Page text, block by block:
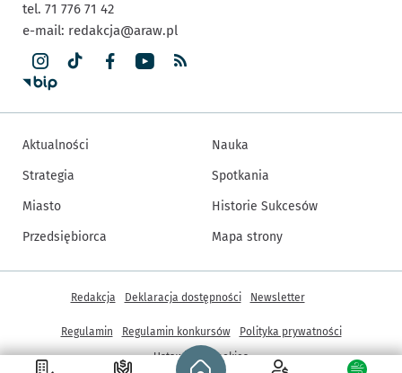
Strona główna - wroclaw.pl
tel. 71 776 71 42
e-mail: redakcja@araw.pl
Aktualności
Strategia
Miasto
Przedsiębiorca
Nauka
Spotkania
Historie Sukcesów
Mapa strony
Inne informacje
Redakcja Deklaracja dostępności Newsletter
Regulamin Regulamin konkursów
Polityka prywatności
Ustawienia cookies